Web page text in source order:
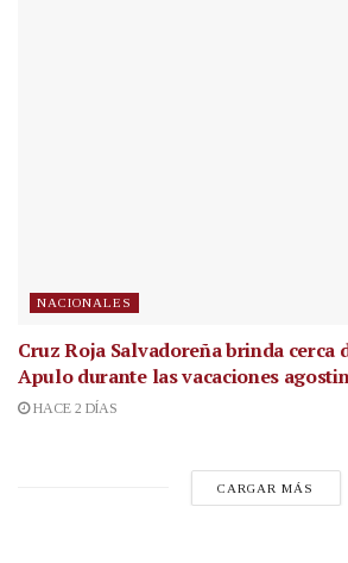
NACIONALES
Cruz Roja Salvadoreña brinda cerca
Apulo durante las vacaciones
HACE 2 DÍAS
CARGAR MÁS